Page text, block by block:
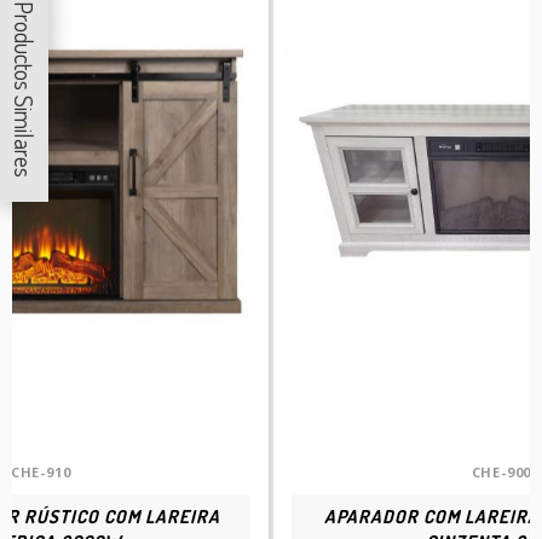
Productos Similares
CHE-910
RÚSTICO COM LAREIRA
CHE-900
APARADOR COM